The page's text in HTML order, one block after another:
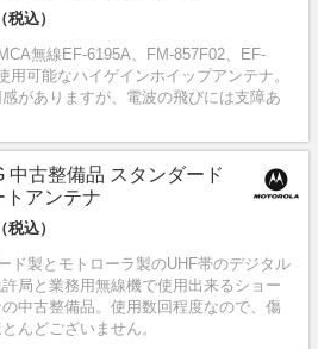
税込）
無線EF-6195A、FM-857F02、EF-
用可能なハイゲインホイップアンテナ。
がありますが、電波の飛びには支障あ
中古整備品 スタンダード
トアンテナ
税込）
ド製とモトローラ製のUHF帯のデジタル
局と業務用無線機で使用出来るショー
の中古整備品。使用数回程度なので、傷
んどございません。